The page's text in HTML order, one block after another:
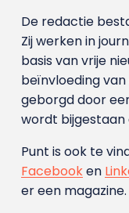
De redactie
Zij werken in
basis van vrije
beïnvloeding
geborgd door
wordt bijgestaan
Punt is ook te
Facebooken
er een magazine.